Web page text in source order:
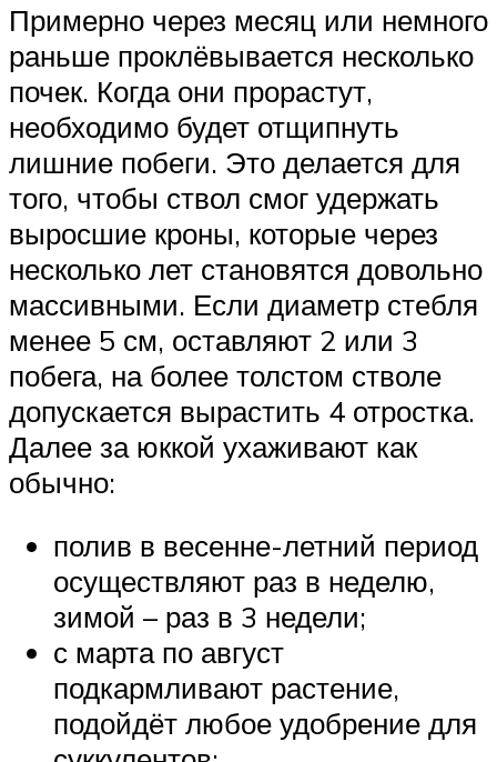
Примерно через месяц или немного
раньше проклёвывается несколько
почек. Когда они прорастут,
необходимо будет отщипнуть
лишние побеги. Это делается для
того, чтобы ствол смог удержать
выросшие кроны, которые через
несколько лет становятся довольно
массивными. Если диаметр стебля
менее 5 см, оставляют 2 или 3
побега, на более толстом стволе
допускается вырастить 4 отростка.
Далее за юккой ухаживают как
обычно:
полив в весенне-летний период
осуществляют раз в неделю,
зимой – раз в 3 недели;
с марта по август
подкармливают растение,
подойдёт любое удобрение для